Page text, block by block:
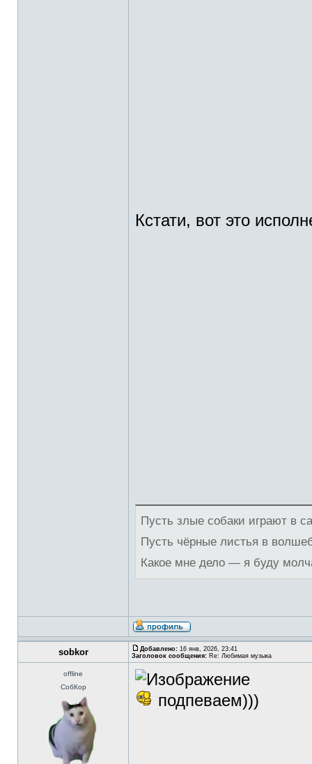
Кстати, вот это
Пусть злые собаки играют в
Пусть чёрные листья в
Какое мне дело — я буду
sobkor Добавлено: 16 янв, 2026, 23:41
Заголовок сообщения: Re: Любимая музыка
offline
СобКор
подпеваем)))